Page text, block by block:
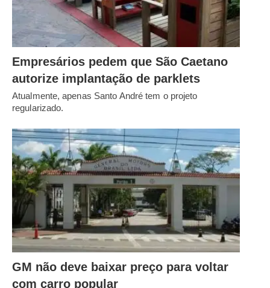
Empresários pedem que São Caetano
autorize implantação de parklets
Atualmente, apenas Santo André tem o projeto
regularizado.
GM não deve baixar preço para voltar
com carro popular